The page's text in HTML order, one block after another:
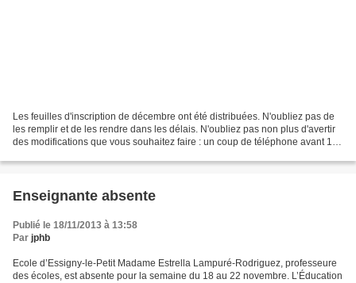
Les feuilles d'inscription de décembre ont été distribuées. N'oubliez pas de
les remplir et de les rendre dans les délais. N'oubliez pas non plus d'avertir
des modifications que vous souhaitez faire : un coup de téléphone avant 10
Enseignante absente
Publié le 18/11/2013 à 13:58
Par jphb
Ecole d’Essigny-le-Petit Madame Estrella Lampuré-Rodriguez, professeure
des écoles, est absente pour la semaine du 18 au 22 novembre. L’Éducation